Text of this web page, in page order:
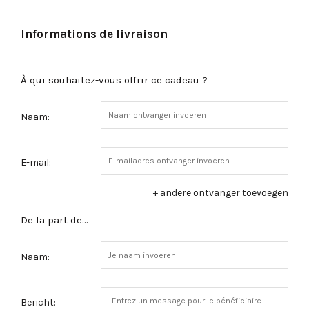
Informations de livraison
À qui souhaitez-vous offrir ce cadeau ?
Naam:
E-mail:
+ andere ontvanger toevoegen
De la part de…
Naam:
Bericht: